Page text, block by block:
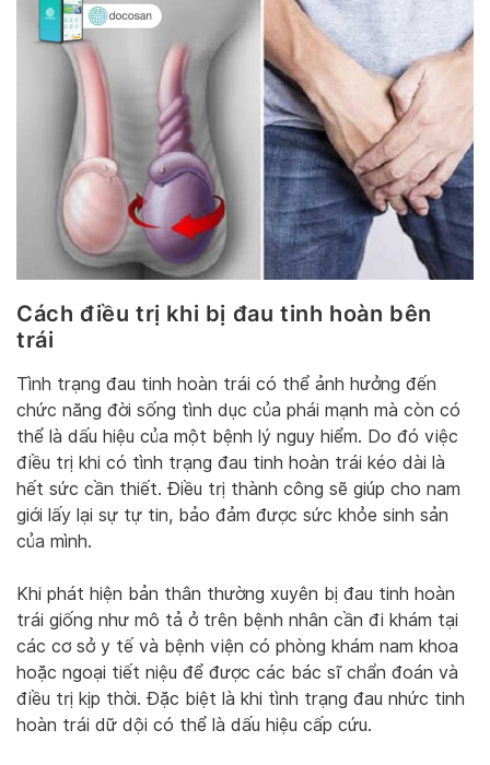
Cách điều trị khi bị đau tinh hoàn bên
trái
Tình trạng đau tinh hoàn trái có thể ảnh hưởng đến
chức năng đời sống tình dục của phái mạnh mà còn có
thể là dấu hiệu của một bệnh lý nguy hiểm. Do đó việc
điều trị khi có tình trạng đau tinh hoàn trái kéo dài là
hết sức cần thiết. Điều trị thành công sẽ giúp cho nam
giới lấy lại sự tự tin, bảo đảm được sức khỏe sinh sản
của mình.
Khi phát hiện bản thân thường xuyên bị đau tinh hoàn
trái giống như mô tả ở trên bệnh nhân cần đi khám tại
các cơ sở y tế và bệnh viện có phòng khám nam khoa
hoặc ngoại tiết niệu để được các bác sĩ chẩn đoán và
điều trị kịp thời. Đặc biệt là khi tình trạng đau nhức tinh
hoàn trái dữ dội có thể là dấu hiệu cấp cứu.